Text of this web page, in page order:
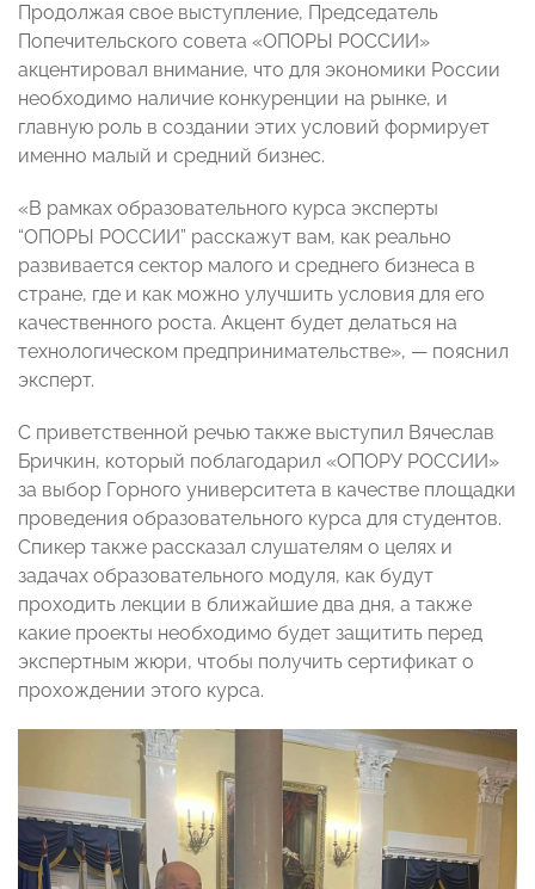
Продолжая свое выступление, Председатель
Попечительского совета «ОПОРЫ РОССИИ»
акцентировал внимание, что для экономики России
необходимо наличие конкуренции на рынке, и
главную роль в создании этих условий формирует
именно малый и средний бизнес.
«В рамках образовательного курса эксперты
“ОПОРЫ РОССИИ” расскажут вам, как реально
развивается сектор малого и среднего бизнеса в
стране, где и как можно улучшить условия для его
качественного роста. Акцент будет делаться на
технологическом предпринимательстве», — пояснил
эксперт.
С приветственной речью также выступил Вячеслав
Бричкин, который поблагодарил «ОПОРУ РОССИИ»
за выбор Горного университета в качестве площадки
проведения образовательного курса для студентов.
Спикер также рассказал слушателям о целях и
задачах образовательного модуля, как будут
проходить лекции в ближайшие два дня, а также
какие проекты необходимо будет защитить перед
экспертным жюри, чтобы получить сертификат о
прохождении этого курса.